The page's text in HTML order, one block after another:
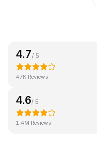
4.7 / 5
47K Reviews
4.6/ 5
1.4M Reviews